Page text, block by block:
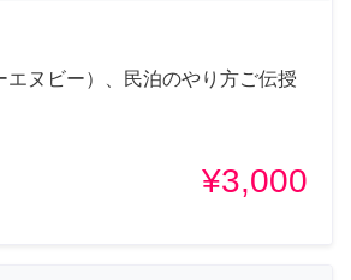
エヌビー）、民泊のやり方ご伝授
¥3,000